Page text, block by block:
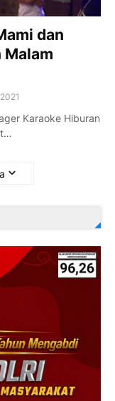
dan
Malam
Karaoke Hiburan